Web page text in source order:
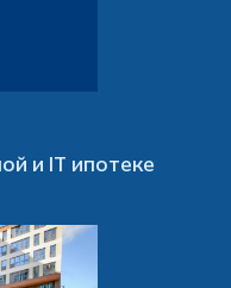
и IT ипотеке